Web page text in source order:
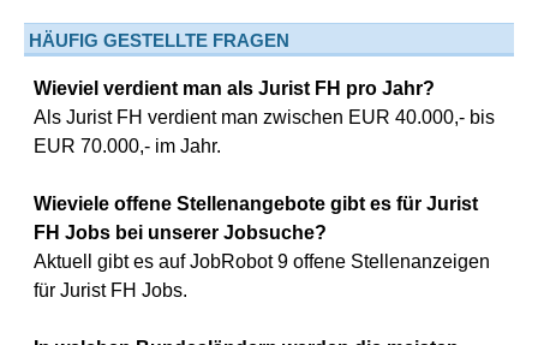
HÄUFIG GESTELLTE FRAGEN
Wieviel verdient man als Jurist FH pro Jahr?
Als Jurist FH verdient man zwischen EUR 40.000,- bis
EUR 70.000,- im Jahr.
Wieviele offene Stellenangebote gibt es für Jurist
FH Jobs bei unserer Jobsuche?
Aktuell gibt es auf JobRobot 9 offene Stellenanzeigen
für Jurist FH Jobs.